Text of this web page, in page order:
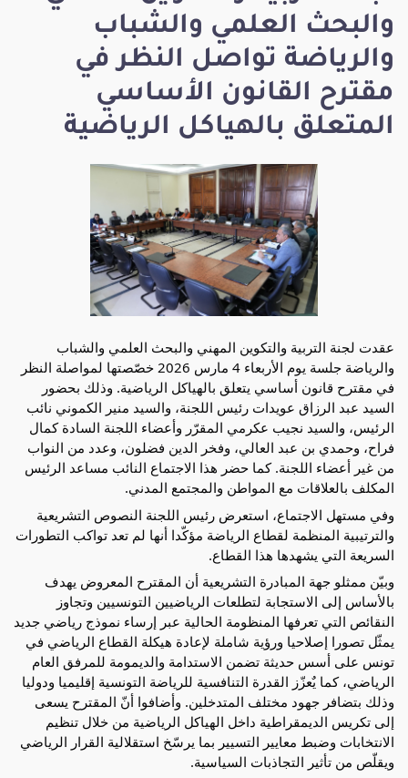
والبحث العلمي والشباب
والرياضة تواصل النظر في
مقترح القانون الأساسي
المتعلق بالهياكل الرياضية
عقدت لجنة التربية والتكوين المهني والبحث العلمي والشباب
والرياضة جلسة يوم الأربعاء 4 مارس 2026 خصّصتها لمواصلة النظر
في مقترح قانون أساسي يتعلق بالهياكل الرياضية. وذلك بحضور
السيد عبد الرزاق عويدات رئيس اللجنة، والسيد منير الكموني نائب
الرئيس، والسيد نجيب عكرمي المقرّر وأعضاء اللجنة السادة كمال
فراح، وحمدي بن عبد العالي، وفخر الدين فضلون، وعدد من النواب
من غير أعضاء اللجنة. كما حضر هذا الاجتماع النائب مساعد الرئيس
المكلف بالعلاقات مع المواطن والمجتمع المدني.
وفي مستهل الاجتماع، استعرض رئيس اللجنة النصوص التشريعية
والترتيبية المنظمة لقطاع الرياضة مؤكّدا أنها لم تعد تواكب التطورات
السريعة التي يشهدها هذا القطاع.
وبيّن ممثلو جهة المبادرة التشريعية أن المقترح المعروض يهدف
بالأساس إلى الاستجابة لتطلعات الرياضيين التونسيين وتجاوز
النقائص التي تعرفها المنظومة الحالية عبر إرساء نموذج رياضي جديد
يمثّل تصورا إصلاحيا ورؤية شاملة لإعادة هيكلة القطاع الرياضي في
تونس على أسس حديثة تضمن الاستدامة والديمومة للمرفق العام
الرياضي، كما يٌعزّز القدرة التنافسية للرياضة التونسية إقليميا ودوليا
وذلك بتضافر جهود مختلف المتدخلين. وأضافوا أنّ المقترح يسعى
إلى تكريس الديمقراطية داخل الهياكل الرياضية من خلال تنظيم
الانتخابات وضبط معايير التسيير بما يرسّخ استقلالية القرار الرياضي
ويقلّص من تأثير التجاذبات السياسية.